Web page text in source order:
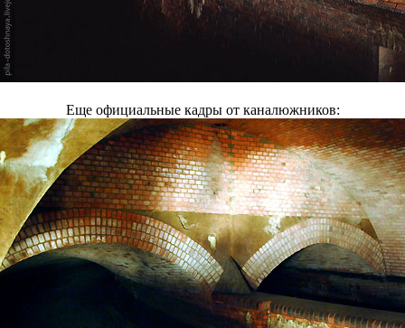
Еще официальные кадры от каналюжников: